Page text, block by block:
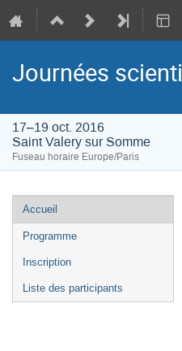
Journées
17–19 oct. 2016
Saint Valery sur Somme
Fuseau horaire Europe/Paris
Menu
de
l'événement
Accueil
Programme
Inscription
Liste des participants